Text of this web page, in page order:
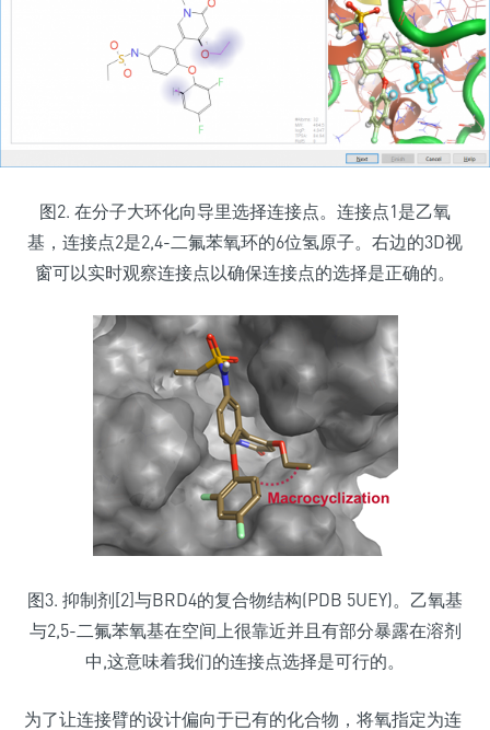
图2. 在分子大环化向导里选择连接点。连接点1是乙氧
基，连接点2是2,4-二氟苯氧环的6位氢原子。右边的3D视
窗可以实时观察连接点以确保连接点的选择是正确的。
图3. 抑制剂[2]与BRD4的复合物结构(PDB 5UEY)。乙氧基
与2,5-二氟苯氧基在空间上很靠近并且有部分暴露在溶剂
中,这意味着我们的连接点选择是可行的。
为了让连接臂的设计偏向于已有的化合物，将氧指定为连